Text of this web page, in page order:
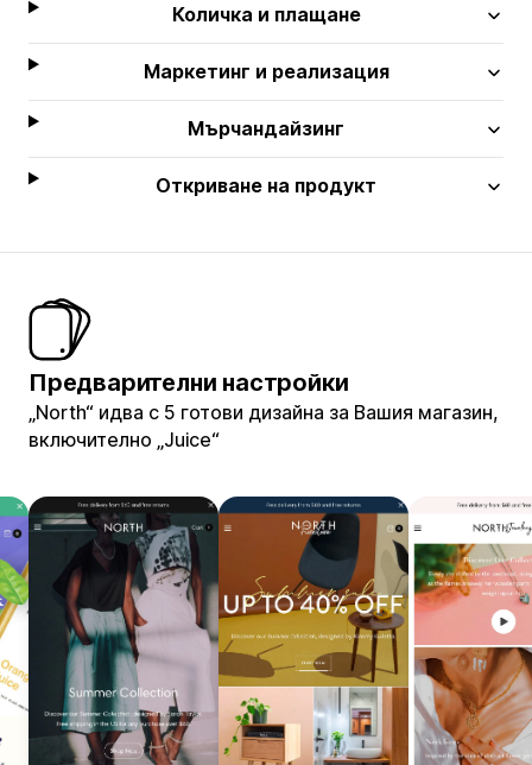
Количка и плащане
Маркетинг и реализация
Мърчандайзинг
Откриване на продукт
Предварителни настройки
„North“ идва с 5 готови дизайна за Вашия магазин,
включително „Juice“